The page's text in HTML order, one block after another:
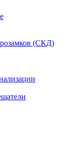
(СКД)